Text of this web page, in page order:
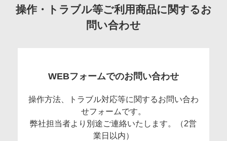
操作・トラブル等ご利用商品に関するお
問い合わせ
WEBフォームでのお問い合わせ
操作方法、トラブル対応等に関するお問い合わ
せフォームです。
弊社担当者より別途ご連絡いたします。（2営
業日以内）